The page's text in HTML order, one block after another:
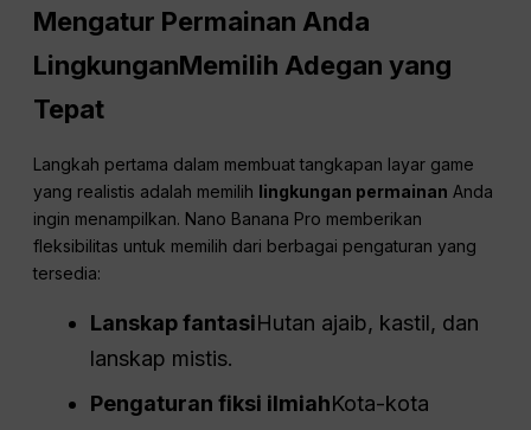
Mengatur Permainan Anda
LingkunganMemilih Adegan yang
Tepat
Langkah pertama dalam membuat tangkapan layar game
yang realistis adalah memilih lingkungan permainan Anda
ingin menampilkan. Nano Banana Pro memberikan
fleksibilitas untuk memilih dari berbagai pengaturan yang
tersedia:
Lanskap fantasiHutan ajaib, kastil, dan
lanskap mistis.
Pengaturan fiksi ilmiahKota-kota